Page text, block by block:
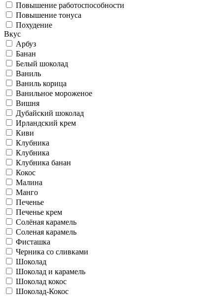
Повышение работоспособности
Повышение тонуса
Похудение
Вкус
Арбуз
Банан
Белый шоколад
Ваниль
Ваниль корица
Ванильное мороженое
Вишня
Дубайский шоколад
Ирландский крем
Киви
Клубника
Клубника
Клубника банан
Кокос
Малина
Манго
Печенье
Печенье крем
Солёная карамель
Соленая карамель
Фисташка
Черника со сливками
Шоколад
Шоколад и карамель
Шоколад кокос
Шоколад-Кокос